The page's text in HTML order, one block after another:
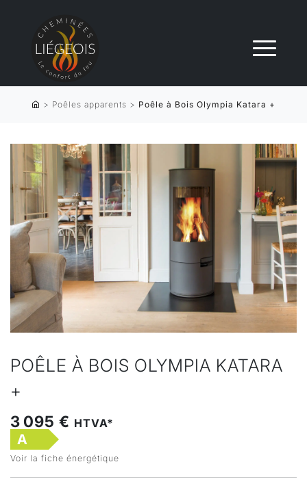
> Poêles apparents > Poêle à Bois Olympia Katara +
POÊLE À BOIS OLYMPIA KATARA
+
3 095 € HTVA*
A
Voir la fiche énergétique